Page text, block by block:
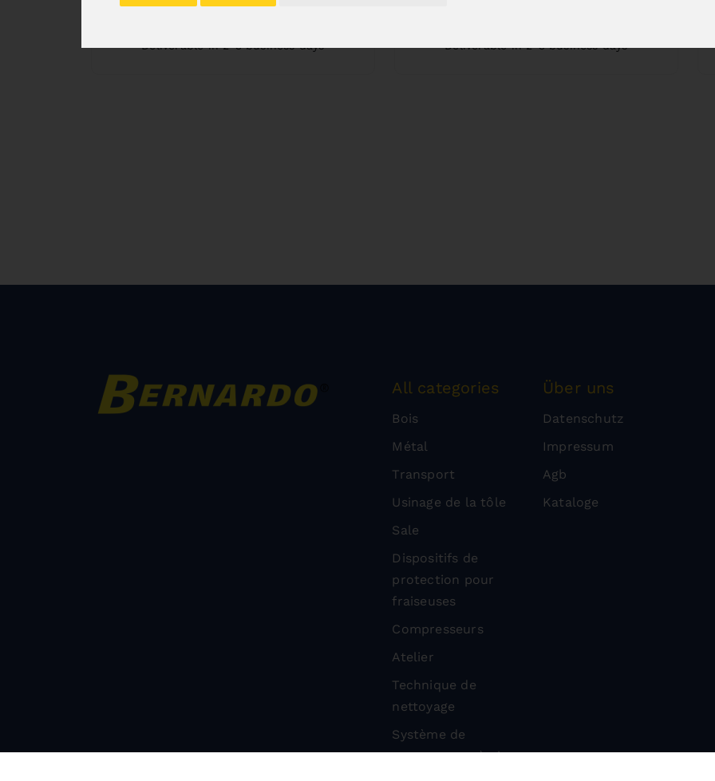
Deliverable in 2-3 business days Deliverable in 2-3 business days
All categories
Bois
Métal
Transport
Usinage de la tôle
Sale
Dispositifs de
protection pour
fraiseuses
Compresseurs
Atelier
Technique de
nettoyage
Système de
tronçonnage à pierre
Über uns
Datenschutz
Impressum
Agb
Kataloge